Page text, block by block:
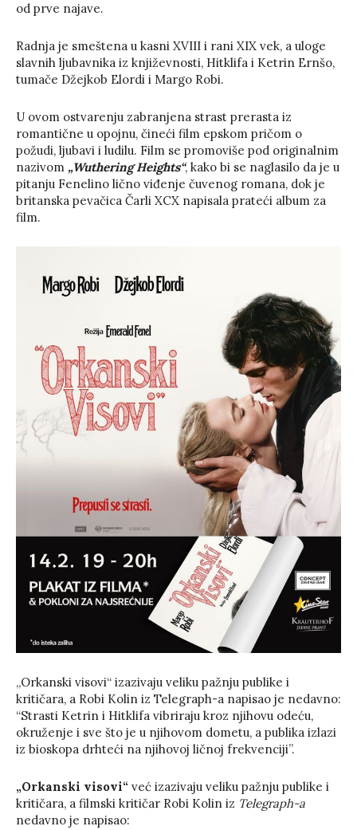
od prve najave.
Radnja je smeštena u kasni XVIII i rani XIX vek, a uloge
slavnih ljubavnika iz književnosti, Hitklifa i Ketrin Ernšo,
tumače Džejkob Elordi i Margo Robi.
U ovom ostvarenju zabranjena strast prerasta iz
romantične u opojnu, čineći film epskom pričom o
požudi, ljubavi i ludilu. Film se promoviše pod originalnim
nazivom „Wuthering Heights“, kako bi se naglasilo da je u
pitanju Fenelino lično viđenje čuvenog romana, dok je
britanska pevačica Čarli XCX napisala prateći album za
film.
„Orkanski visovi“ izazivaju veliku pažnju publike i
kritičara, a Robi Kolin iz Telegraph-a napisao je nedavno:
“Strasti Ketrin i Hitklifa vibriraju kroz njihovu odeću,
okruženje i sve što je u njihovom dometu, a publika izlazi
iz bioskopa drhteći na njihovoj ličnoj frekvenciji”.
„Orkanski visovi“ već izazivaju veliku pažnju publike i
kritičara, a filmski kritičar Robi Kolin iz Telegraph-a
nedavno je napisao: